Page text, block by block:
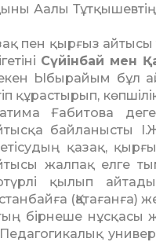
Аалы
пен қырғыз
Сүйінбай мен
Ыбы­райым бұл
құрас­ты­рып,
Ға­битова
байланысты
қазақ,
жалпақ елге
қылып
(Қа­тағанға)
бір­неше